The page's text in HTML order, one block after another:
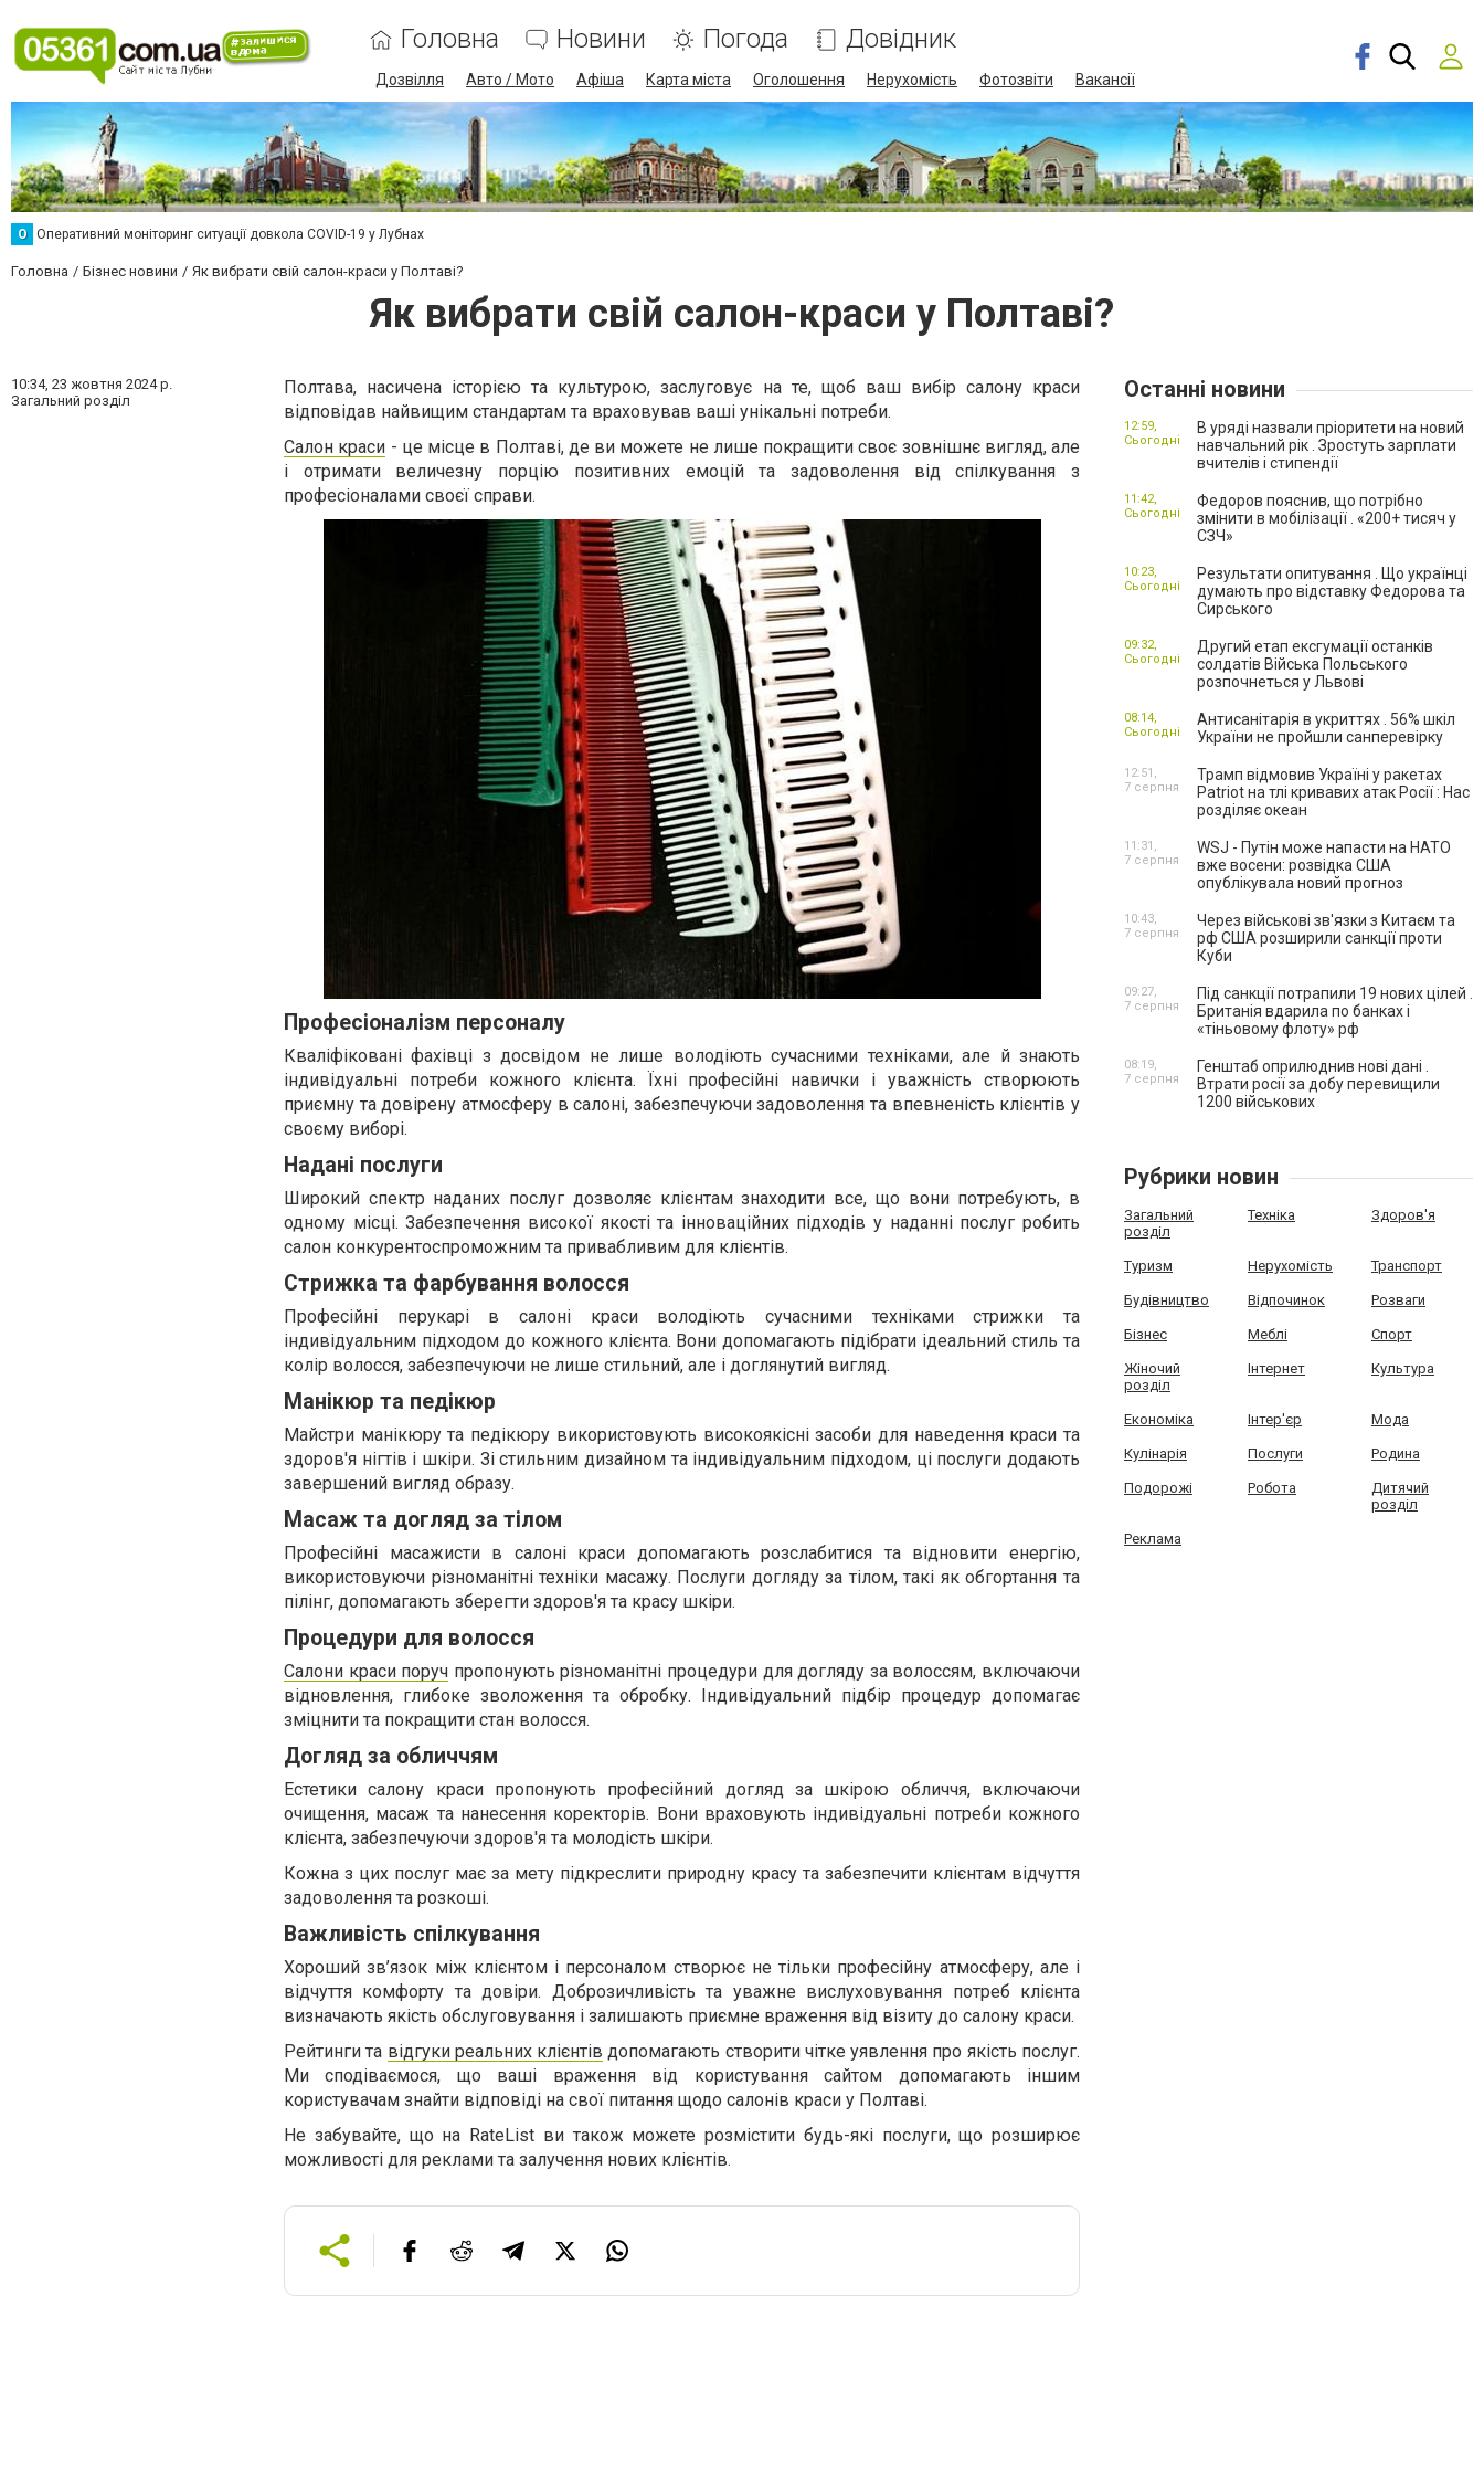
Головна Новини Погода Довідник
Дозвілля Авто / Мото Афіша Карта міста Оголошення Нерухомість Фотозвіти Вакансії
О Оперативний моніторинг ситуації довкола COVID-19 у Лубнах
Головна Бізнес новини Як вибрати свій салон-краси у Полтаві?
Як вибрати свій салон-краси у Полтаві?
10:34, 23 жовтня 2024 р.
Загальний розділ
Полтава, насичена історією та культурою, заслуговує на те, щоб ваш вибір салону краси
відповідав найвищим стандартам та враховував ваші унікальні потреби.
Салон краси - це місце в Полтаві, де ви можете не лише покращити своє зовнішнє вигляд, але
і отримати величезну порцію позитивних емоцій та задоволення від спілкування з
професіоналами своєї справи.
Професіоналізм персоналу
Кваліфіковані фахівці з досвідом не лише володіють сучасними техніками, але й знають
індивідуальні потреби кожного клієнта. Їхні професійні навички і уважність створюють
приємну та довірену атмосферу в салоні, забезпечуючи задоволення та впевненість клієнтів у
своєму виборі.
Надані послуги
Широкий спектр наданих послуг дозволяє клієнтам знаходити все, що вони потребують, в
одному місці. Забезпечення високої якості та інноваційних підходів у наданні послуг робить
салон конкурентоспроможним та привабливим для клієнтів.
Стрижка та фарбування волосся
Професійні перукарі в салоні краси володіють сучасними техніками стрижки та
індивідуальним підходом до кожного клієнта. Вони допомагають підібрати ідеальний стиль та
колір волосся, забезпечуючи не лише стильний, але і доглянутий вигляд.
Манікюр та педікюр
Майстри манікюру та педікюру використовують високоякісні засоби для наведення краси та
здоров'я нігтів і шкіри. Зі стильним дизайном та індивідуальним підходом, ці послуги додають
завершений вигляд образу.
Масаж та догляд за тілом
Професійні масажисти в салоні краси допомагають розслабитися та відновити енергію,
використовуючи різноманітні техніки масажу. Послуги догляду за тілом, такі як обгортання та
пілінг, допомагають зберегти здоров'я та красу шкіри.
Процедури для волосся
Салони краси поруч пропонують різноманітні процедури для догляду за волоссям, включаючи
відновлення, глибоке зволоження та обробку. Індивідуальний підбір процедур допомагає
зміцнити та покращити стан волосся.
Догляд за обличчям
Естетики салону краси пропонують професійний догляд за шкірою обличчя, включаючи
очищення, масаж та нанесення коректорів. Вони враховують індивідуальні потреби кожного
клієнта, забезпечуючи здоров'я та молодість шкіри.
Кожна з цих послуг має за мету підкреслити природну красу та забезпечити клієнтам відчуття
задоволення та розкоші.
Важливість спілкування
Хороший зв’язок між клієнтом і персоналом створює не тільки професійну атмосферу, але і
відчуття комфорту та довіри. Доброзичливість та уважне вислуховування потреб клієнта
визначають якість обслуговування і залишають приємне враження від візиту до салону краси.
Рейтинги та відгуки реальних клієнтів допомагають створити чітке уявлення про якість послуг.
Ми сподіваємося, що ваші враження від користування сайтом допомагають іншим
користувачам знайти відповіді на свої питання щодо салонів краси у Полтаві.
Не забувайте, що на RateList ви також можете розмістити будь-які послуги, що розширює
можливості для реклами та залучення нових клієнтів.
Останні новини
В уряді назвали пріоритети на новий
навчальний рік . Зростуть зарплати
вчителів і стипендії
12:59,
Сьогодні
Федоров пояснив, що потрібно
змінити в мобілізації . «200+ тисяч у
СЗЧ»
11:42,
Сьогодні
Результати опитування . Що українці
думають про відставку Федорова та
Сирського
10:23,
Сьогодні
Другий етап ексгумації останків
солдатів Війська Польського
розпочнеться у Львові
09:32,
Сьогодні
Антисанітарія в укриттях . 56% шкіл
України не пройшли санперевірку
08:14,
Сьогодні
Трамп відмовив Україні у ракетах
Patriot на тлі кривавих атак Росії : Нас
розділяє океан
12:51,
7 серпня
WSJ - Путін може напасти на НАТО
вже восени: розвідка США
опублікувала новий прогноз
11:31,
7 серпня
Через військові зв'язки з Китаєм та
рф США розширили санкції проти
Куби
10:43,
7 серпня
Під санкції потрапили 19 нових цілей .
Британія вдарила по банках і
«тіньовому флоту» рф
09:27,
7 серпня
Генштаб оприлюднив нові дані .
Втрати росії за добу перевищили
1200 військових
08:19,
7 серпня
Рубрики новин
Загальний
розділ
Техніка Здоров'я
Туризм Нерухомість Транспорт
Будівництво Відпочинок Розваги
Бізнес Меблі Спорт
Жіночий
розділ
Інтернет Культура
Економіка Інтер'єр Мода
Кулінарія Послуги Родина
Подорожі Робота
Дитячий
розділ
Реклама